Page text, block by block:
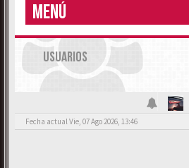
MENÚ
USUARIOS
Fecha actual Vie, 07 Ago 2026, 13:46